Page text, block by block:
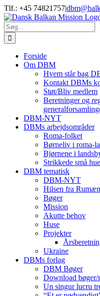
Skip
to
content
Tlf.: +45 74821757|
Søg
efter:
Forside
Om DBM
Hvem står bag
Kontakt DBMs
Støt/Bliv medlem
Beretninger og
DBM-NYT
DBMs arbejdsområder
Roma-folket
Børneliv i roma-
Bjørnene i
Strikkede små
DBM tematisk
DBM-NYT
Hilsen fra
Bøger
Mission
Akutte behov
Huse
Projekter
Ukraine
DBMs forlag
DBM Bøger
Download bøger/
Un singur lucru